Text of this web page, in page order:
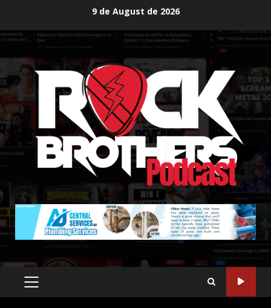
content
9 de August de 2026
PRIMARY
MENU